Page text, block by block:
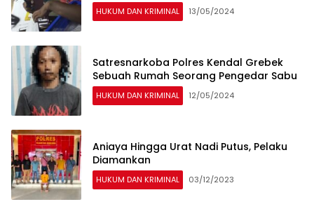
HUKUM DAN KRIMINAL 13/05/2024
Satresnarkoba Polres Kendal Grebek
Sebuah Rumah Seorang Pengedar Sabu
HUKUM DAN KRIMINAL 12/05/2024
Aniaya Hingga Urat Nadi Putus, Pelaku
Diamankan
HUKUM DAN KRIMINAL 03/12/2023